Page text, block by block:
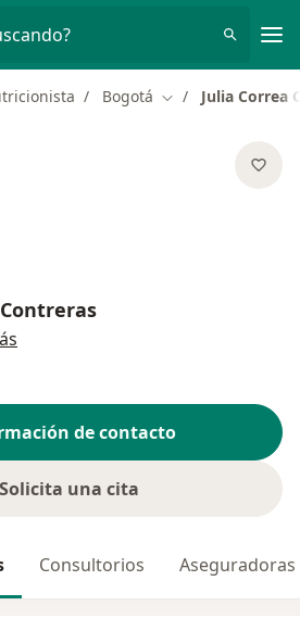
Bogotá Cambiar de ciudad
Julia Correa
de contacto
Solicita una cita
Consultorios Aseguradoras